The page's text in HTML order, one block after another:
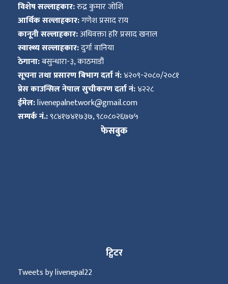
विशेष सल्लाहकार:रुद्र कुमार जोशि
आर्थिक सल्लाहकार:गणेश प्रसाद राय
कानूनी सल्लाहकार:अधिवक्ता हरि प्रसाद खनाल
स्वास्थ्य सल्लाहकार:दुर्गा वानिया
ठेगाना:बसुन्धारा-३, काठमाडौं
सूचना तथा प्रसारण बिभाग दर्ता नं:४२०९-२०८०/२०८१
प्रेस काउन्सिल नेपाल सुचीकरण दर्ता नं:४२२८
ईमेल:livenepalnetwork@gmail.com
सम्पर्क नं.:९८४१७४१७३७, ९८०८०२६७७५
फेसबुक
ट्विटर
Tweets by livenepal22